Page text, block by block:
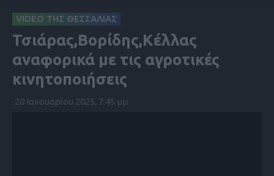
ΑΓΩΝ
VIDEO ΤΗΣ ΘΕΣΣΑΛΙΑΣ
Τσιάρας,Βορίδης,Κέλλας
αναφορικά με τις αγροτικές
κινητοποιήσεις
20 Ιανουαρίου 2025, 7:45 μμ